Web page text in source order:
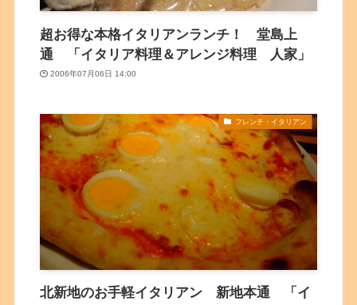
超お得な本格イタリアンランチ！ 堂島上
通 「イタリア料理＆アレンジ料理 人家」
2006年07月06日 14:00
フレンチ・イタリアン
北新地のお手軽イタリアン 新地本通 「イ